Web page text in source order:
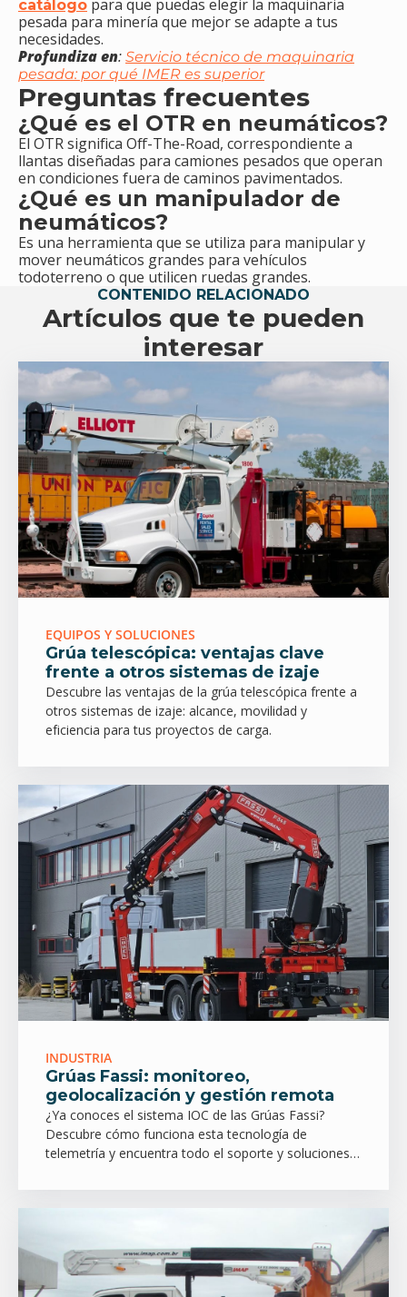
catálogo para que puedas elegir la maquinaria
pesada para minería que mejor se adapte a tus
necesidades.
Profundiza en: Servicio técnico de maquinaria
pesada: por qué IMER es superior
Preguntas frecuentes
¿Qué es el OTR en neumáticos?
El OTR significa Off-The-Road, correspondiente a
llantas diseñadas para camiones pesados que operan
en condiciones fuera de caminos pavimentados.
¿Qué es un manipulador de
neumáticos?
Es una herramienta que se utiliza para manipular y
mover neumáticos grandes para vehículos
todoterreno o que utilicen ruedas grandes.
CONTENIDO RELACIONADO
Artículos que te pueden
interesar
EQUIPOS Y SOLUCIONES
Grúa telescópica: ventajas clave
frente a otros sistemas de izaje
Descubre las ventajas de la grúa telescópica frente a
otros sistemas de izaje: alcance, movilidad y
eficiencia para tus proyectos de carga.
INDUSTRIA
Grúas Fassi: monitoreo,
geolocalización y gestión remota
¿Ya conoces el sistema IOC de las Grúas Fassi?
Descubre cómo funciona esta tecnología de
telemetría y encuentra todo el soporte y soluciones